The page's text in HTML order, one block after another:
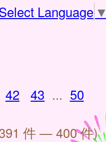
Language ▼
42 43 ... 50
件 — 400 件)